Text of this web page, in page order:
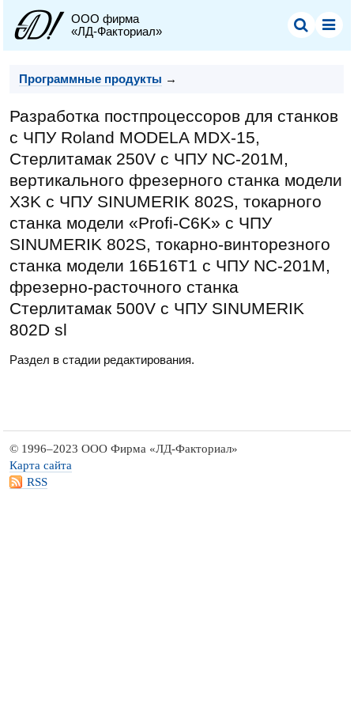
ООО фирма
«ЛД-Факториал»
Программные продукты →
Разработка постпроцессоров для станков
с ЧПУ Roland MODELA MDX-15,
Стерлитамак 250V с ЧПУ NC-201M,
вертикального фрезерного станка модели
X3K с ЧПУ SINUMERIK 802S, токарного
станка модели «Profi-C6K» с ЧПУ
SINUMERIK 802S, токарно-винторезного
станка модели 16Б16Т1 с ЧПУ NC-201M,
фрезерно-расточного станка
Стерлитамак 500V с ЧПУ SINUMERIK
802D sl
Раздел в стадии редактирования.
© 1996–2023 ООО Фирма «ЛД-Факториал»
Карта сайта
RSS